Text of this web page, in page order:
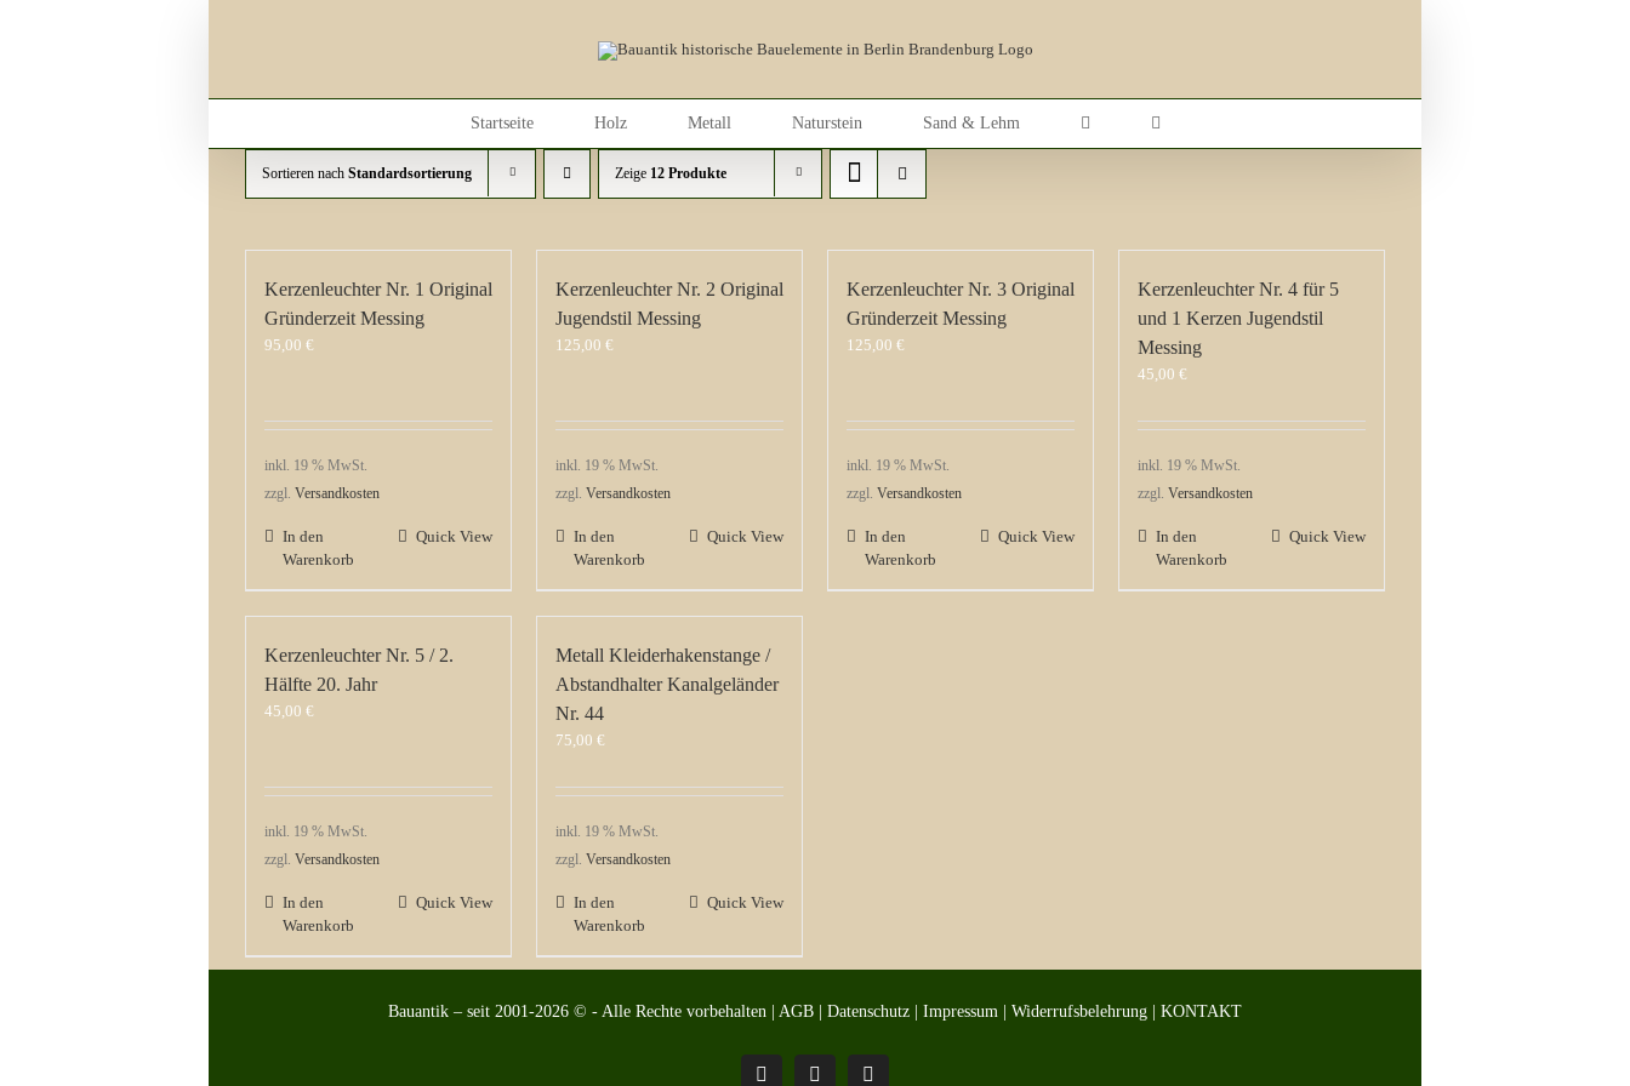
Startseite Holz Metall Naturstein Sand & Lehm
Sortieren nach Standardsortierung Zeige 12 Produkte
Kerzenleuchter Nr. 1 Original
Gründerzeit Messing
95,00 €
inkl. 19 % MwSt.
zzgl. Versandkosten
In den
Warenkorb
Quick View
Kerzenleuchter Nr. 2 Original
Jugendstil Messing
125,00 €
inkl. 19 % MwSt.
zzgl. Versandkosten
In den
Warenkorb
Quick View
Kerzenleuchter Nr. 3 Original
Gründerzeit Messing
125,00 €
inkl. 19 % MwSt.
zzgl. Versandkosten
In den
Warenkorb
Quick View
Kerzenleuchter Nr. 4 für 5
und 1 Kerzen Jugendstil
Messing
45,00 €
inkl. 19 % MwSt.
zzgl. Versandkosten
In den
Warenkorb
Quick View
Kerzenleuchter Nr. 5 / 2.
Hälfte 20. Jahr
45,00 €
inkl. 19 % MwSt.
zzgl. Versandkosten
In den
Warenkorb
Quick View
Metall Kleiderhakenstange /
Abstandhalter Kanalgeländer
Nr. 44
75,00 €
inkl. 19 % MwSt.
zzgl. Versandkosten
In den
Warenkorb
Quick View
Bauantik – seit 2001-2026 © - Alle Rechte vorbehalten | AGB Datenschutz Impressum Widerrufsbelehrung KONTAKT